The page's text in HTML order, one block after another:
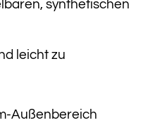
synthetischen
leicht zu
Außenbereich